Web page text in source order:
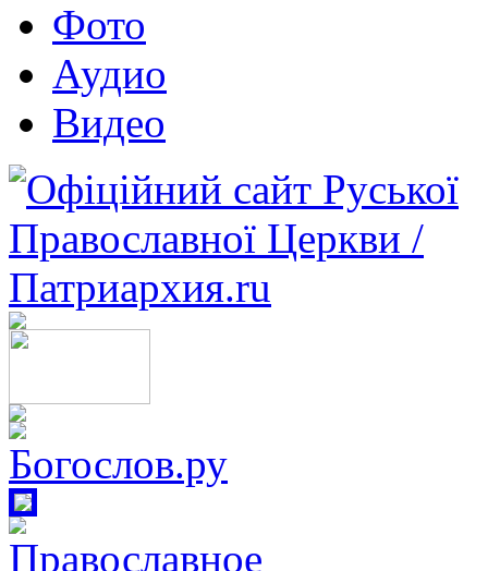
Фото
Аудио
Видео